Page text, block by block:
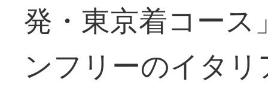
発・東京着コー
ンフリーのイタ